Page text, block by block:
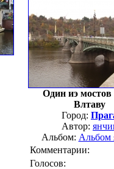
Один иэ мостов
Влтаву
Город:
Автор:
Альбом: Альбом
Комментарии:
Голосов: